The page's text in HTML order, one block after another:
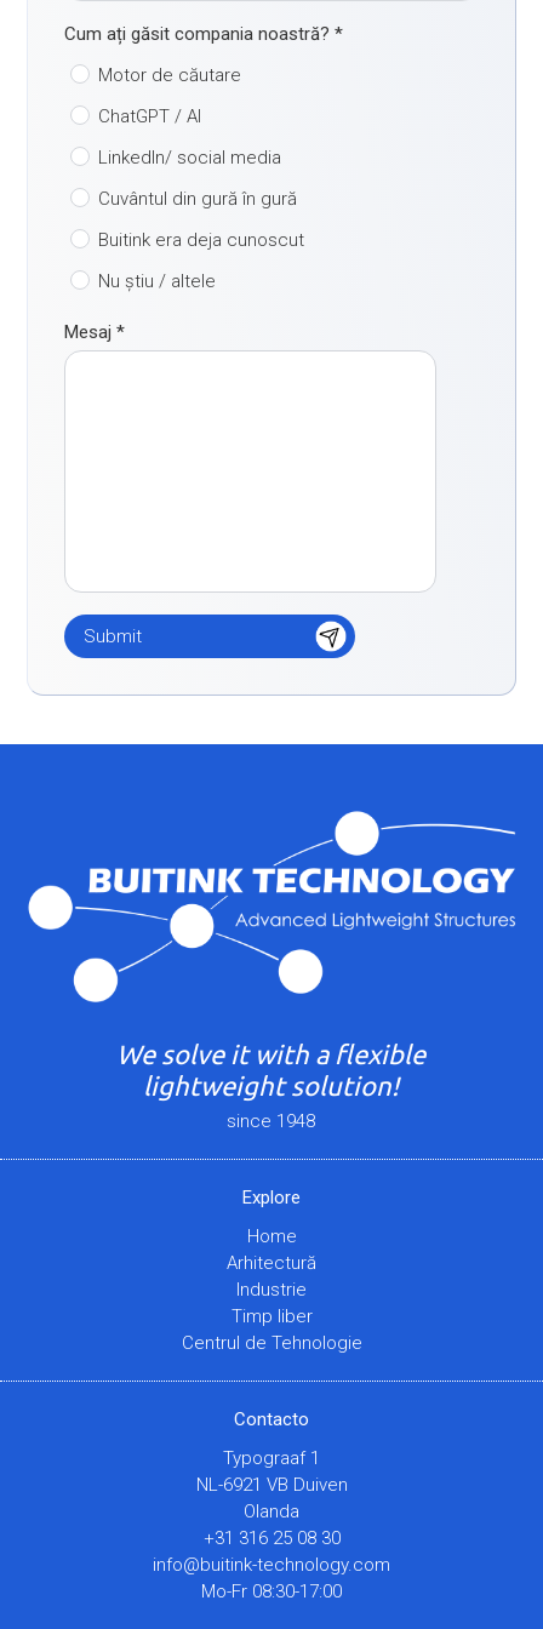
Cum ați găsit compania noastră?*
Motor de căutare
ChatGPT / AI
LinkedIn/ social media
Cuvântul din gură în gură
Buitink era deja cunoscut
Nu știu / altele
Mesaj*
We solve it with a flexible
lightweight solution!
since 1948
Explore
Home
Arhitectură
Industrie
Timp liber
Centrul de Tehnologie
Contacto
Typograaf 1
NL-6921 VB Duiven
Olanda
+31 316 25 08 30
info@buitink-technology.com
Mo-Fr 08:30-17:00